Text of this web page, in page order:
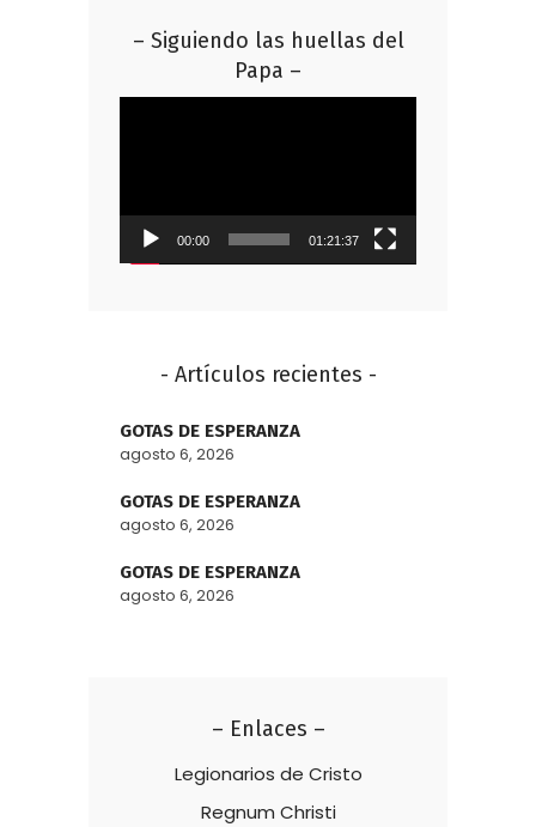
– Siguiendo las huellas del
Papa –
00:00 01:21:37
- Artículos recientes -
GOTAS DE ESPERANZA
agosto 6, 2026
GOTAS DE ESPERANZA
agosto 6, 2026
GOTAS DE ESPERANZA
agosto 6, 2026
– Enlaces –
Legionarios de Cristo
Regnum Christi